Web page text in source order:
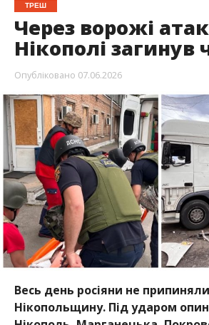
Весь день росіяни не
Нікопольщину. Під ударом
Нікополь, Марганецька,
Червоногригорівська громади.
артилерією та безпілотниками.
Про це повідомляє
Інформатор
очільника Нікопольської РВА
загинув 40-річний чоловік.